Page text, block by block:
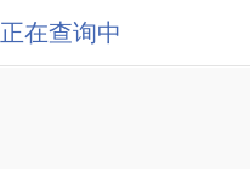
正在查询中